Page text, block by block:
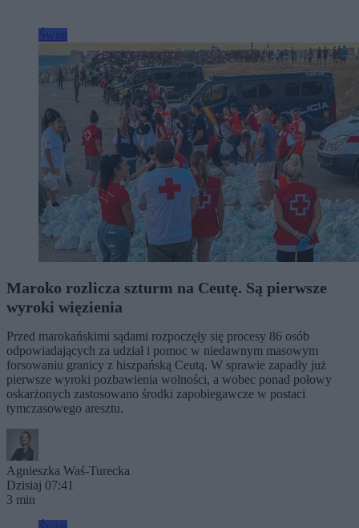
Maroko rozlicza szturm na Ceutę. Są pierwsze
wyroki więzienia
Przed marokańskimi sądami rozpoczęły się procesy 86 osób
odpowiadających za udział i pomoc w niedawnym masowym
forsowaniu granicy z hiszpańską Ceutą. W sprawie zapadły już
pierwsze wyroki pozbawienia wolności, a wobec ponad połowy
oskarżonych zastosowano środki zapobiegawcze w postaci
tymczasowego aresztu.
Agnieszka Waś-Turecka
Dzisiaj 07:41
3 min